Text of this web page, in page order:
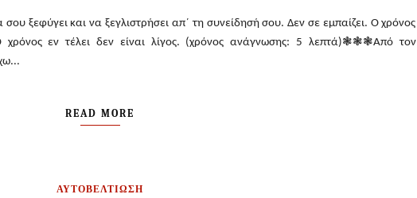
ξεφύγει και να ξεγλιστρήσει απ΄ τη συνείδησή σου. Δεν σε εμπαίζει. Ο χρόνος
χρόνος εν τέλει δεν είναι λίγος. (χρόνος ανάγνωσης: 5 λεπτά)❃❃❃Από τον
READ MORE
ΑΥΤΟΒΕΛΤΙΩΣΗ